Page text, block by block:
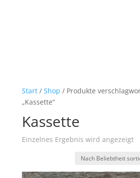
Start/ Shop / Produkte
„Kassette“
Kassette
Einzelnes Ergebnis wird angezeigt